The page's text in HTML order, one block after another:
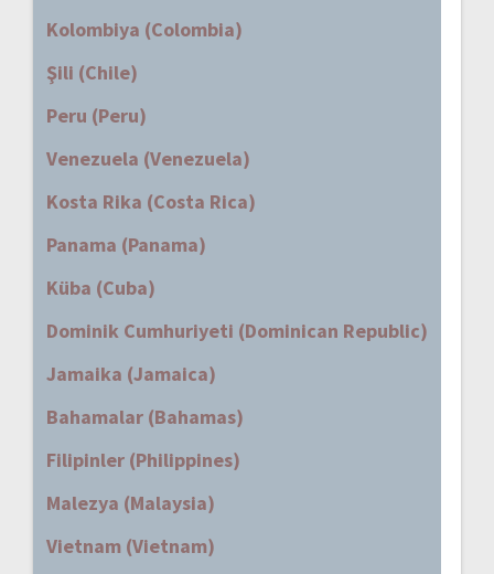
Kolombiya (Colombia)
Şili (Chile)
Peru (Peru)
Venezuela (Venezuela)
Kosta Rika (Costa Rica)
Panama (Panama)
Küba (Cuba)
Dominik Cumhuriyeti (Dominican Republic)
Jamaika (Jamaica)
Bahamalar (Bahamas)
Filipinler (Philippines)
Malezya (Malaysia)
Vietnam (Vietnam)